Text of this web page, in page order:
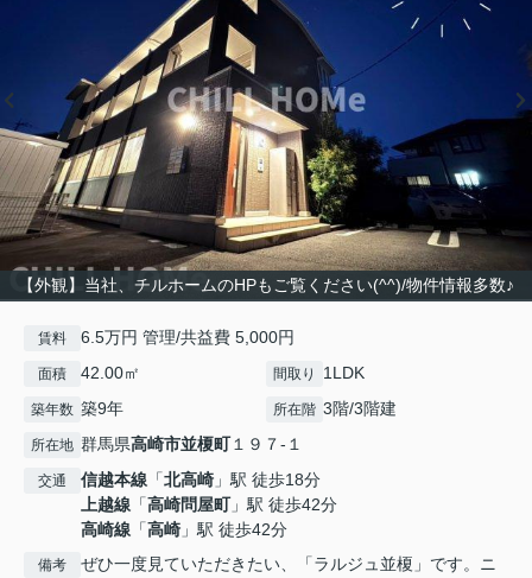
【外観】当社、チルホームのHPもご覧ください(^^)/物件情報多数♪
賃料 6.5万円 管理/共益費 5,000円
面積 42.00㎡ 間取り 1LDK
築年数 築9年 所在階 3階/3階建
所在地 群馬県高崎市並榎町１９７-１
交通 信越本線 「北高崎 」駅 徒歩18分
上越線 「高崎問屋町」駅 徒歩42分
高崎線 「高崎 」駅 徒歩42分
備考
ぜひ一度見ていただきたい、「ラルジュ並榎」です。ニ